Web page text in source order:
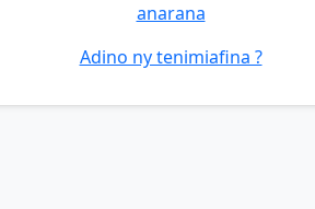
anarana
Adino ny tenimiafina ?